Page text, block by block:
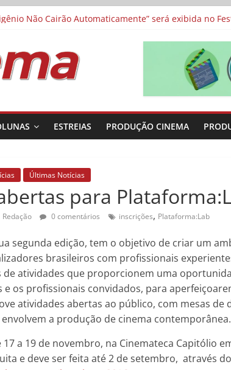
“O Manuscrito de Saragoça”, “Os Feiticeiros
e Gregório Duvivier protagonizam adaptação
se pelo distributivismo e divide prêmio principal
abre chamada para curta-metragens sobre
ESTREIAS PRODUÇÃO CINEMA
Últimas Notícias
para
Redação 0 comentários inscrições, Plataforma:Lab
segunda edição, tem o objetivo de criar um
brasileiros com profissionais
atividades que proporcionem uma
e os profissionais convidados, para
atividades abertas ao público, com mesas de
a produção de cinema contemporânea.
a 19 de novembro, na Cinemateca Capitólio
e deve ser feita até 2 de setembro, através do